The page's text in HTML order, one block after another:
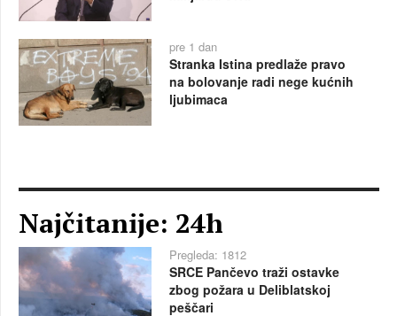
pre 1 dan
Stranka Istina predlaže pravo
na bolovanje radi nege kućnih
ljubimaca
Najčitanije: 24h
Pregleda: 1812
SRCE Pančevo traži ostavke
zbog požara u Deliblatskoj
peščari